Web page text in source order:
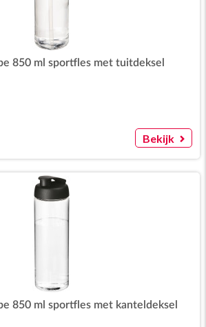
850 ml sportfles met tuitdeksel
Bekijk
850 ml sportfles met kanteldeksel